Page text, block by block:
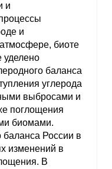
и
и
биоте
уделено
баланса
углерода
выбросами и
поглощения
биомами.
баланса России в
изменений в
В